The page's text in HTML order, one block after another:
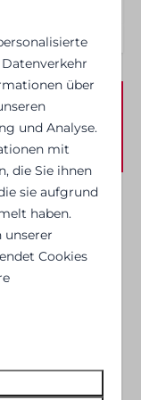
2026
über
und Analyse.
mit
die Sie ihnen
sie aufgrund
haben.
unserer
Cookies